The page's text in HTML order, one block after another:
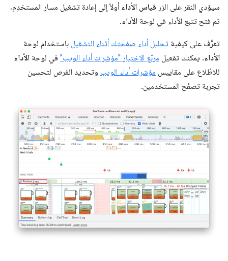
سيؤدي النقر على الزر قياس الأداء أولاً إلى إعادة تشغيل مسار المستخدِم،
ثم فتح تتبع الأداء في لوحة الأداء.
تعرَّف على كيفية تحليل أداء صفحتك أثناء التشغيل باستخدام لوحة
الأداء. يمكنك تفعيل مربّع الاختيار "مؤشرات أداء الويب" في لوحة الأداء
للاطّلاع على مقاييس مؤشرات أداء الويب وتحديد الفرص لتحسين
تجربة تصفّح المستخدمين.